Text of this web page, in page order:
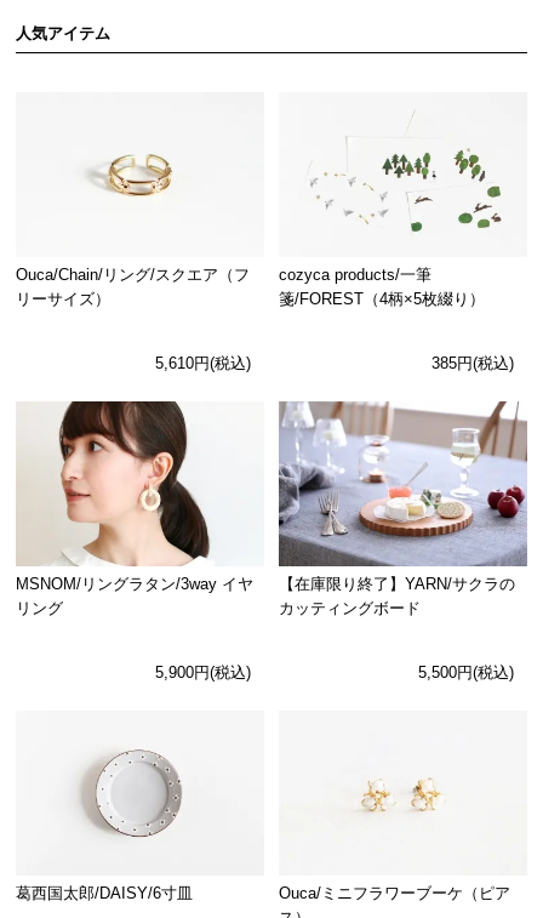
人気アイテム
Ouca/Chain/リング/スクエア（フ
リーサイズ）
5,610円(税込)
cozyca products/一筆
箋/FOREST（4柄×5枚綴り）
385円(税込)
MSNOM/リングラタン/3way イヤ
リング
5,900円(税込)
【在庫限り終了】YARN/サクラの
カッティングボード
5,500円(税込)
葛西国太郎/DAISY/6寸皿
Ouca/ミニフラワーブーケ（ピア